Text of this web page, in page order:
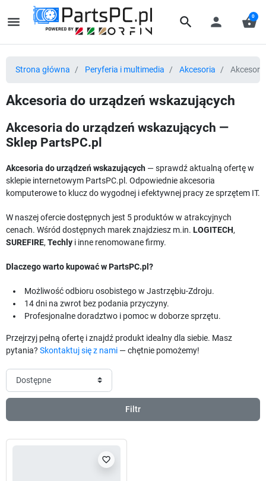
menu search person shopping_basket
0
Strona główna Peryferia i multimedia Akcesoria
Akcesoria do urządzeń wskazujących
Akcesoria do urządzeń wskazujących —
Sklep PartsPC.pl
Akcesoria do urządzeń wskazujących — sprawdź aktualną ofertę w
sklepie internetowym PartsPC.pl. Odpowiednie akcesoria
komputerowe to klucz do wygodnej i efektywnej pracy ze sprzętem IT.
W naszej ofercie dostępnych jest 5 produktów w atrakcyjnych
cenach. Wśród dostępnych marek znajdziesz m.in. LOGITECH,
SUREFIRE, Techly i inne renomowane firmy.
Dlaczego warto kupować w PartsPC.pl?
Możliwość odbioru osobistego w Jastrzębiu-Zdroju.
14 dni na zwrot bez podania przyczyny.
Profesjonalne doradztwo i pomoc w doborze sprzętu.
Przejrzyj pełną ofertę i znajdź produkt idealny dla siebie. Masz
pytania? Skontaktuj się z nami — chętnie pomożemy!
Filtr
favorite_border